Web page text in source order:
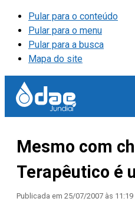
Pular para o conteúdo
Pular para o menu
Pular para a busca
Mapa do site
Mesmo com
Terapêutico é
Publicada em 25/07/2007 às 11:19